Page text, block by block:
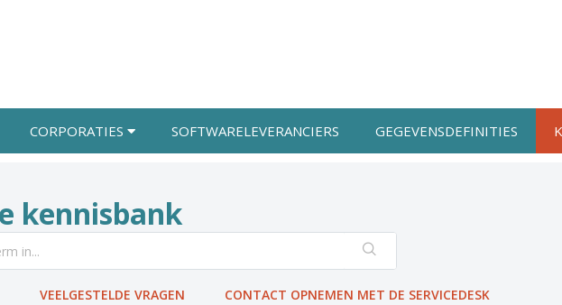
CORPORATIES SOFTWARELEVERANCIERS GEGEVENSDEFINITIES
kennisbank
VEELGESTELDE VRAGEN CONTACT OPNEMEN MET DE SERVICEDESK